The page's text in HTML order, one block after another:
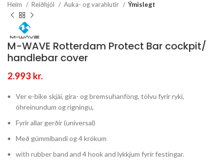
Heim Reiðhjól Auka- og varahlutir Ýmislegt
M-WAVE Rotterdam Protect Bar cockpit/
handlebar cover
2.993 kr.
Ver e-bike skjái, gíra- og bremsuhanföng, tölvu fyrir ryki,
óhreinundum og rigningu,
Fyrir allar gerðir (universal)
Með gúmmíbandi og 4 krókum
with rubber band and 4 hook and lykkjum fyrir festingar.